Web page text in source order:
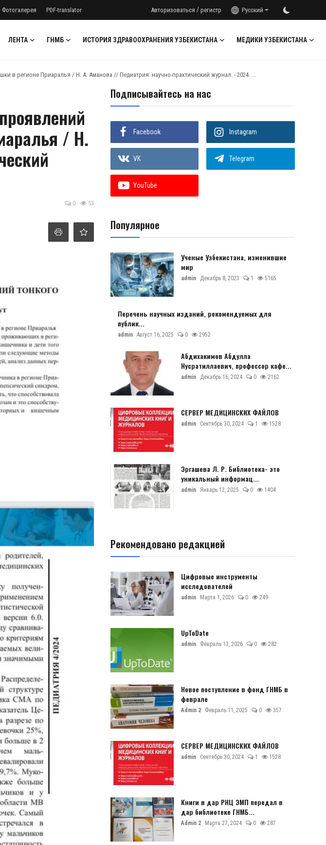
Фотогалерея PDF-translator Авторизоваться / регистр Русский
ЛЕНТА ГНМБ ИСТОРИЯ ЗДРАВООХРАНЕНИЯ УЗБЕКИСТАНА МЕДИКИ УЗБЕКИСТАНА
в регионе Приаралья / Н. А. Аманова // Педиатрия: научно-практический журнал. - 2024. ...
/ Н.
0 53
Подписывайтесь на нас
Facebook Instagram
VK Telegram
YouTube
Популярное
Ученые Узбекистана, изменившие
мир
admin Декабрь 8, 2023 1 5165
Перечень научных изданий, рекомендуемых для
публик...
admin Август 16, 2025 0 2952
Абдихакимов Абдулла
Нусратиллаевич, профессор кафе...
admin Декабрь 16, 2024 0 2162
СЕРВЕР МЕДИЦИНСКИХ ФАЙЛОВ
admin Сентябрь 30, 2024 1 1528
Эргашева Л. Р. Библиотека- это
уникальный информац...
admin Январь 12, 2025 0 1404
Рекомендовано редакцией
Цифровые инструменты
исследователей
admin Марта 1, 2026 0 249
UpToDate
admin Февраль 13, 2026 0 282
Новое поступление в фонд ГНМБ в
феврале
Admin 2 Февраль 11, 2025 0 357
СЕРВЕР МЕДИЦИНСКИХ ФАЙЛОВ
admin Сентябрь 30, 2024 1 1528
Книги в дар РНЦ ЭМП передал в
дар библиотеке ГНМБ...
Admin 2 Марта 27, 2024 0 287